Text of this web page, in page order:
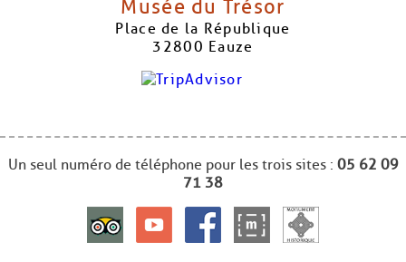
Musée du Trésor
Place de la République
32800 Eauze
Un seul numéro de téléphone pour les trois sites : 05 62 09
71 38